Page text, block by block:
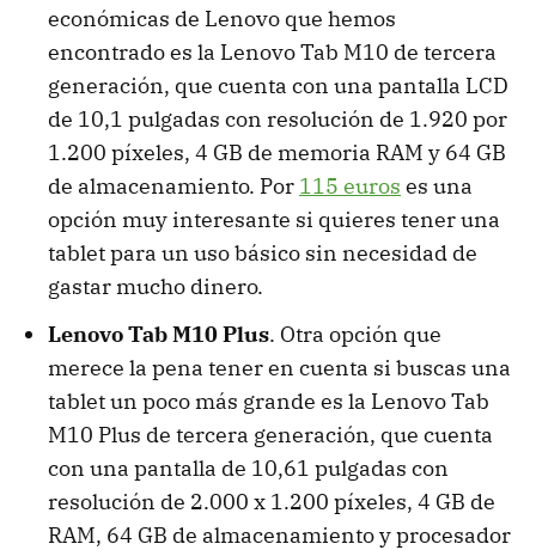
económicas de Lenovo que hemos
encontrado es la Lenovo Tab M10 de tercera
generación, que cuenta con una pantalla LCD
de 10,1 pulgadas con resolución de 1.920 por
1.200 píxeles, 4 GB de memoria RAM y 64 GB
de almacenamiento. Por 115 euros es una
opción muy interesante si quieres tener una
tablet para un uso básico sin necesidad de
gastar mucho dinero.
Lenovo Tab M10 Plus. Otra opción que
merece la pena tener en cuenta si buscas una
tablet un poco más grande es la Lenovo Tab
M10 Plus de tercera generación, que cuenta
con una pantalla de 10,61 pulgadas con
resolución de 2.000 x 1.200 píxeles, 4 GB de
RAM, 64 GB de almacenamiento y procesador